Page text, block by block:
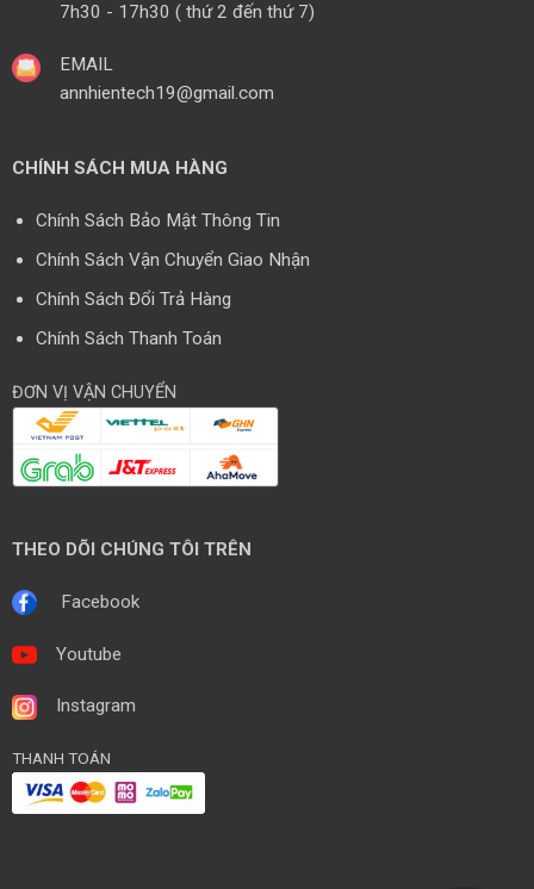
7h30 - 17h30 ( thứ 2 đến thứ 7)
EMAIL
annhientech19@gmail.com
CHÍNH SÁCH MUA HÀNG
Chính Sách Bảo Mật Thông Tin
Chính Sách Vận Chuyển Giao Nhận
Chính Sách Đổi Trả Hàng
Chính Sách Thanh Toán
ĐƠN VỊ VẬN CHUYỂN
THEO DÕI CHÚNG TÔI TRÊN
Facebook
Youtube
Instagram
THANH TOÁN